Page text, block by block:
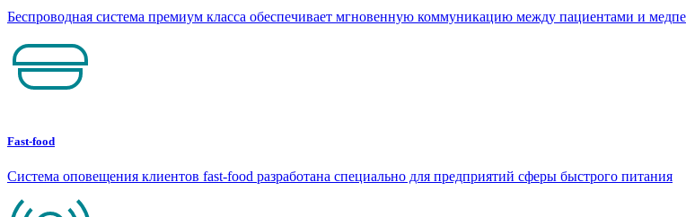
Беспроводная система премиум класса обеспечивает мгновенную коммуникацию между пациентами и
Fast-food
Система оповещения клиентов fast-food разработана специально для предприятий сферы быстрого питания